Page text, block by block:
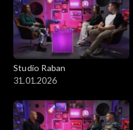
Studio Raban
31.01.2026